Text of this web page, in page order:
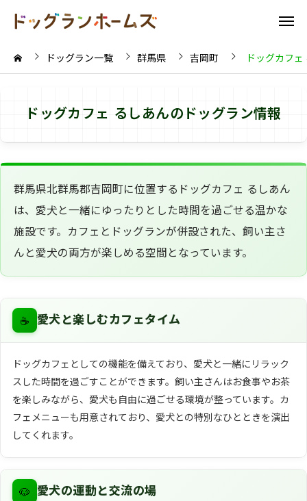
ドッグラン一覧 群馬県 吉岡町 ドッグカフ
ドッグカフェ るしあんのドッグラン情報
群馬県北群馬郡吉岡町に位置するドッグカフェ るしあん
は、愛犬と一緒にゆったりとした時間を過ごせる温かな
施設です。カフェとドッグランが併設された、飼い主さ
んと愛犬の両方が楽しめる空間となっています。
☕ 愛犬と楽しむカフェタイム
ドッグカフェとしての機能を備えており、愛犬と一緒にリラック
スした時間を過ごすことができます。飼い主さんはお食事やお茶
を楽しみながら、愛犬も自由に過ごせる環境が整っています。カ
フェメニューも用意されており、愛犬との特別なひとときを演出
してくれます。
🐶 愛犬の運動と交流の場